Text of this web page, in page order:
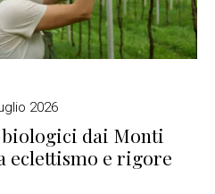
2026
dai Monti
eclettismo e rigore